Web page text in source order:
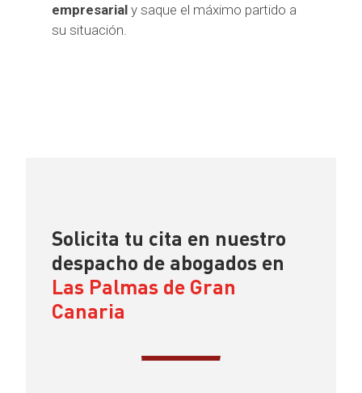
empresarial y saque el máximo partido a
su situación.
Solicita tu cita en nuestro
despacho de abogados en
Las Palmas de Gran
Canaria